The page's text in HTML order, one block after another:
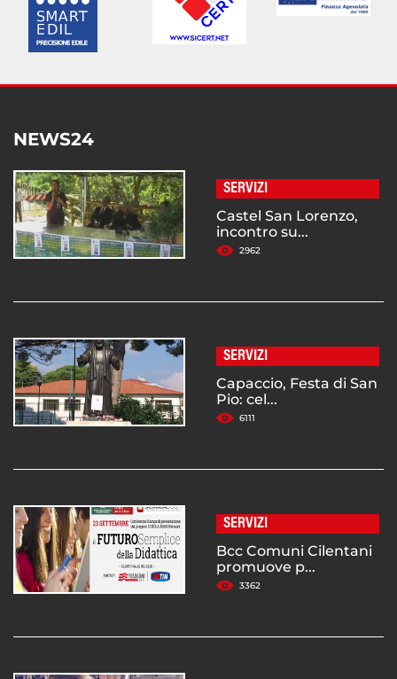
NEWS24
SERVIZI
Castel San Lorenzo,
incontro su...
2962
SERVIZI
Capaccio, Festa di San
Pio: cel...
6111
SERVIZI
Bcc Comuni Cilentani
promuove p...
3362